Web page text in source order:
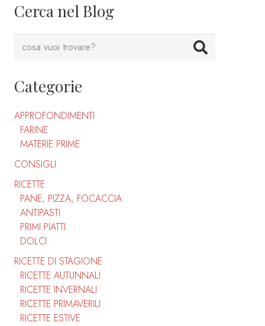
Cerca nel Blog
Categorie
APPROFONDIMENTI
FARINE
MATERIE PRIME
CONSIGLI
RICETTE
PANE, PIZZA, FOCACCIA
ANTIPASTI
PRIMI PIATTI
DOLCI
RICETTE DI STAGIONE
RICETTE AUTUNNALI
RICETTE INVERNALI
RICETTE PRIMAVERILI
RICETTE ESTIVE